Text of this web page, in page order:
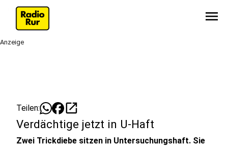
menu
Anzeige
Teilen: open_in_new
Verdächtige jetzt in U-Haft
Zwei Trickdiebe sitzen in Untersuchungshaft. Sie